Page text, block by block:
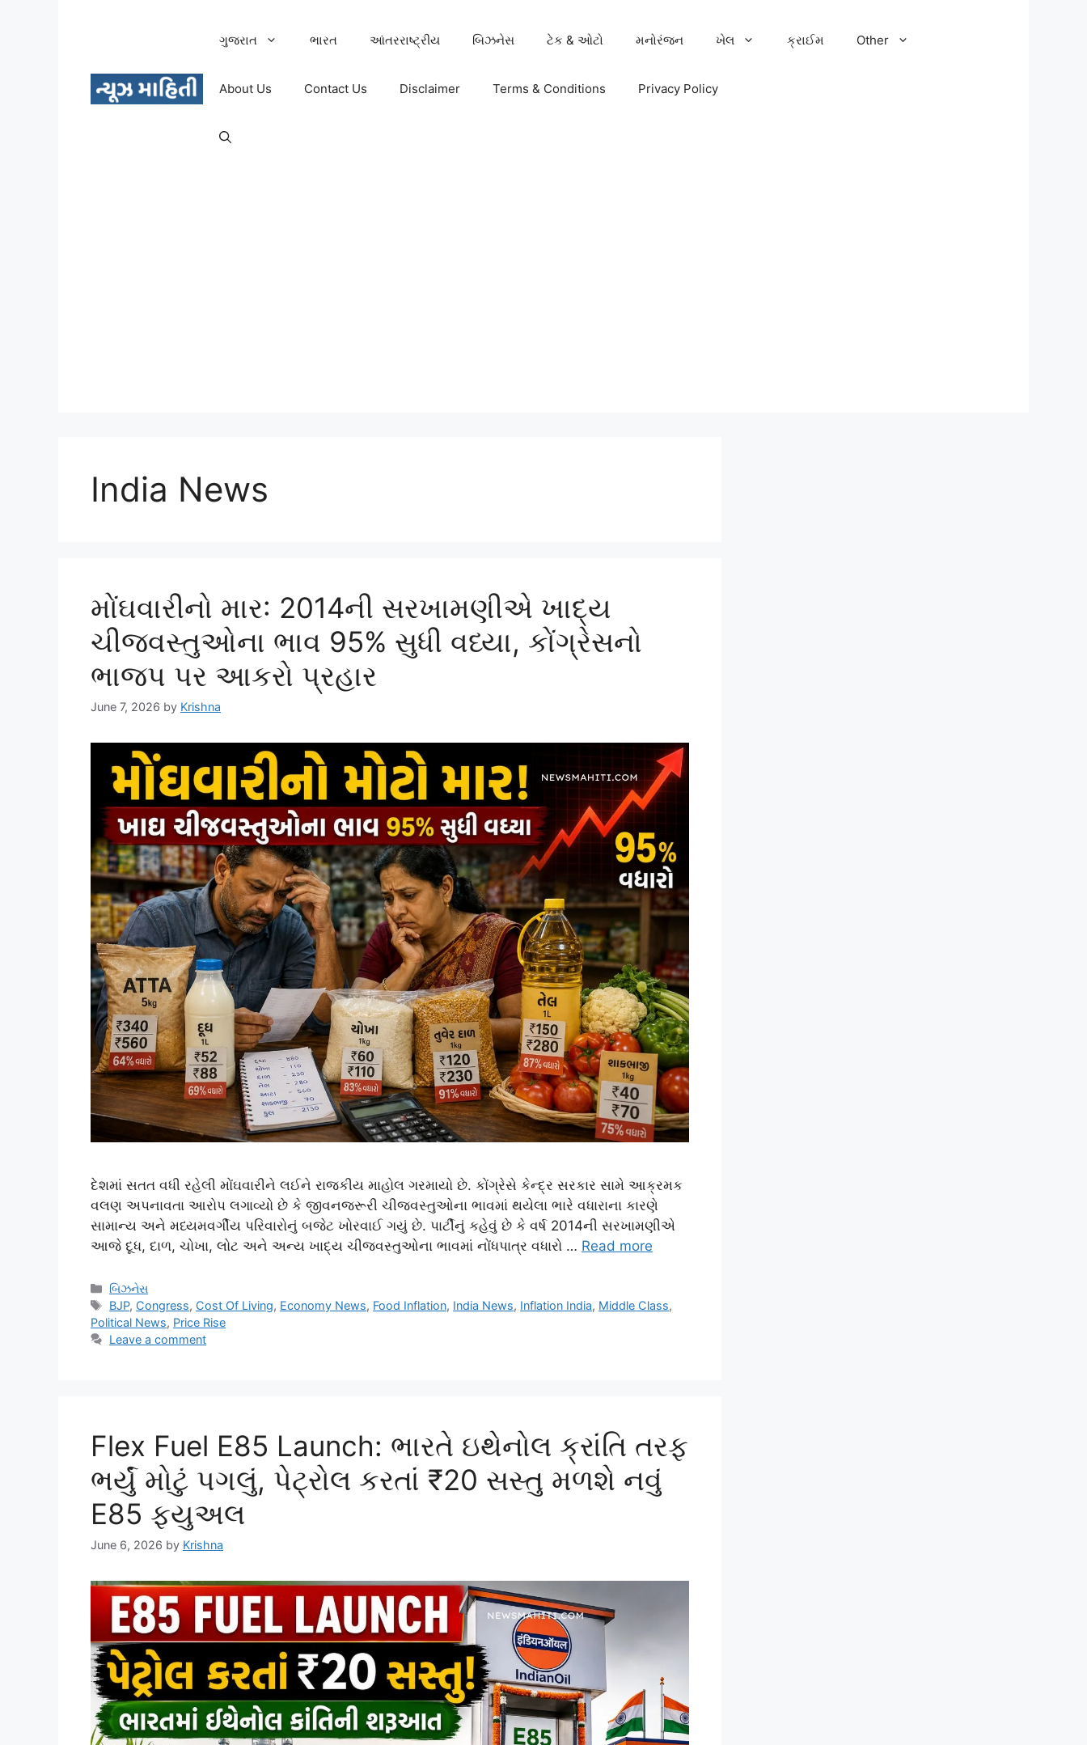
ગુજરાત ભારત આંતરરાષ્ટ્રીય બિઝનેસ ટેક & ઓટો મનોરંજન ખેલ ક્રાઈમ Other
About Us Contact Us Disclaimer Terms & Conditions Privacy Policy
India News
મોંઘવારીનો માર: 2014ની સરખામણીએ ખાદ્ય
ચીજવસ્તુઓના ભાવ 95% સુધી વધ્યા, કોંગ્રેસનો
ભાજપ પર આકરો પ્રહાર
June 7, 2026 by Krishna
દેશમાં સતત વધી રહેલી મોંઘવારીને લઈને રાજકીય માહોલ ગરમાયો છે. કોંગ્રેસે કેન્દ્ર સરકાર સામે આક્રમક
વલણ અપનાવતા આરોપ લગાવ્યો છે કે જીવનજરૂરી ચીજવસ્તુઓના ભાવમાં થયેલા ભારે વધારાના કારણે
સામાન્ય અને મધ્યમવર્ગીય પરિવારોનું બજેટ ખોરવાઈ ગયું છે. પાર્ટીનું કહેવું છે કે વર્ષ 2014ની સરખામણીએ
આજે દૂધ, દાળ, ચોખા, લોટ અને અન્ય ખાદ્ય ચીજવસ્તુઓના ભાવમાં નોંધપાત્ર વધારો … Read more
Categories
બિઝનેસ
Tags
BJP, Congress, Cost Of Living, Economy News, Food Inflation, India News, Inflation India, Middle Class,
Political News, Price Rise
Leave a comment
Flex Fuel E85 Launch: ભારતે ઇથેનોલ ક્રાંતિ તરફ
ભર્યું મોટું પગલું, પેટ્રોલ કરતાં ₹20 સસ્તુ મળશે નવું
E85 ફ્યુઅલ
June 6, 2026 by Krishna